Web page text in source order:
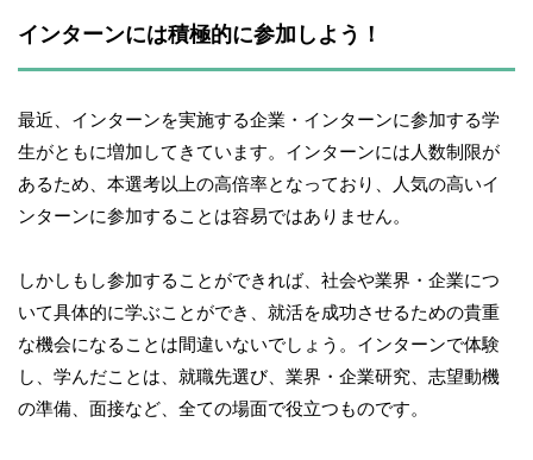
インターンには積極的に参加しよう！
最近、インターンを実施する企業・インターンに参加する学
生がともに増加してきています。インターンには人数制限が
あるため、本選考以上の高倍率となっており、人気の高いイ
ンターンに参加することは容易ではありません。
しかしもし参加することができれば、社会や業界・企業につ
いて具体的に学ぶことができ、就活を成功させるための貴重
な機会になることは間違いないでしょう。インターンで体験
し、学んだことは、就職先選び、業界・企業研究、志望動機
の準備、面接など、全ての場面で役立つものです。